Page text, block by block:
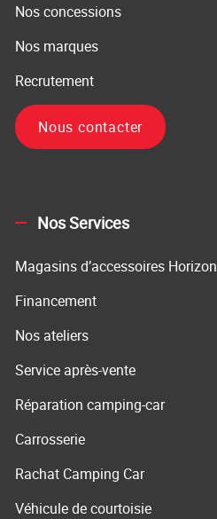
Nos concessions
Nos marques
Recrutement
Nous contacter
Nos Services
Magasins d’accessoires Horizon
Financement
Nos ateliers
Service après-vente
Réparation camping-car
Carrosserie
Rachat Camping Car
Véhicule de courtoisie